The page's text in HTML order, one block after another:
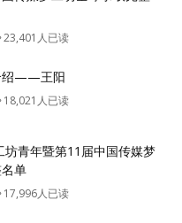
23,401人已读
绍——王阳
18,021人已读
坊青年暨第11届中国传媒梦
单
17,996人已读